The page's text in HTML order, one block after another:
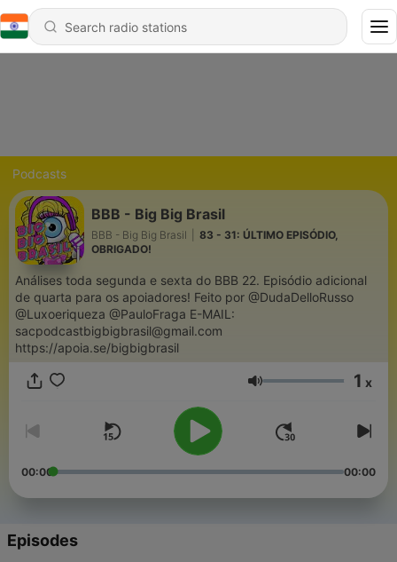
Podcasts
BBB - Big Big Brasil
BBB - Big Big Brasil
83 - 31: ÚLTIMO EPISÓDIO,
OBRIGADO!
Análises toda segunda e sexta do BBB 22. Episódio adicional
de quarta para os apoiadores! Feito por @DudaDelloRusso
@Luxoeriqueza @PauloFraga E-MAIL:
sacpodcastbigbigbrasil@gmail.com
https://apoia.se/bigbigbrasil
Volume 1 x
00:00 00:00
Episodes